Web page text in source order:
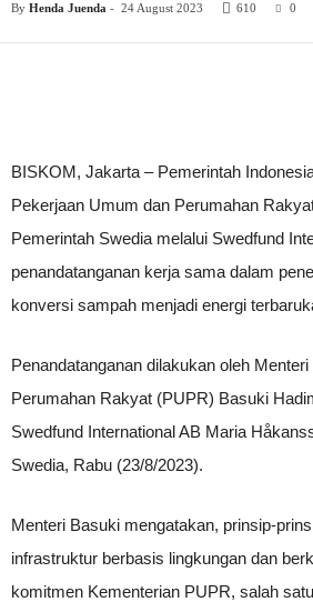
By Henda Juenda - 24 August 2023 610 0
BISKOM, Jakarta – Pemerintah
Pekerjaan Umum dan Perumahan
Pemerintah Swedia melalui Swedfund
penandatanganan kerja sama dalam
konversi sampah menjadi energi
Penandatanganan dilakukan oleh
Perumahan Rakyat (PUPR) Basuki
Swedfund International AB Maria
Swedia, Rabu (23/8/2023).
Menteri Basuki mengatakan, prinsip-
infrastruktur berbasis lingkungan dan
komitmen Kementerian PUPR, salah